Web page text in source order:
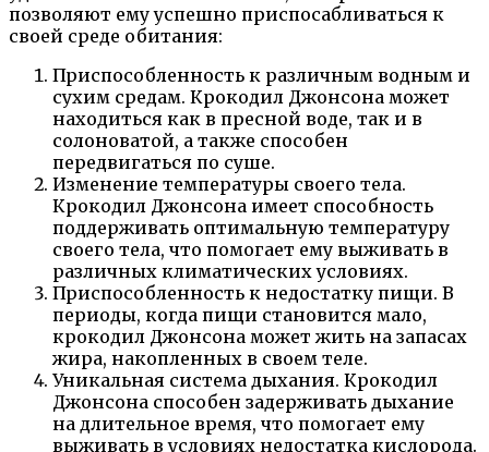
позволяют ему успешно приспосабливаться к
своей среде обитания:
Приспособленность к различным водным и
сухим средам. Крокодил Джонсона может
находиться как в пресной воде, так и в
солоноватой, а также способен
передвигаться по суше.
Изменение температуры своего тела.
Крокодил Джонсона имеет способность
поддерживать оптимальную температуру
своего тела, что помогает ему выживать в
различных климатических условиях.
Приспособленность к недостатку пищи. В
периоды, когда пищи становится мало,
крокодил Джонсона может жить на запасах
жира, накопленных в своем теле.
Уникальная система дыхания. Крокодил
Джонсона способен задерживать дыхание
на длительное время, что помогает ему
выживать в условиях недостатка кислорода.